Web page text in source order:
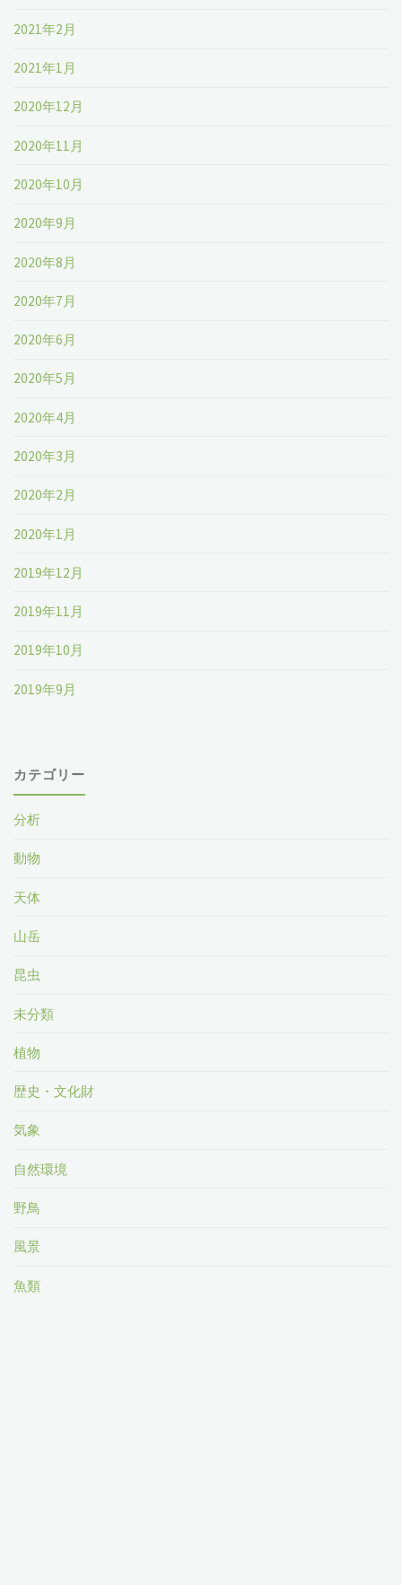
2021年2月
2021年1月
2020年12月
2020年11月
2020年10月
2020年9月
2020年8月
2020年7月
2020年6月
2020年5月
2020年4月
2020年3月
2020年2月
2020年1月
2019年12月
2019年11月
2019年10月
2019年9月
カテゴリー
分析
動物
天体
山岳
昆虫
未分類
植物
歴史・文化財
気象
自然環境
野鳥
風景
魚類